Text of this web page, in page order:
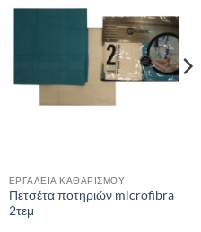
ΕΡΓΑΛΕΙΑ ΚΑΘΑΡΙΣΜΟΥ
Πετσέτα ποτηριών microfibra
2τεμ